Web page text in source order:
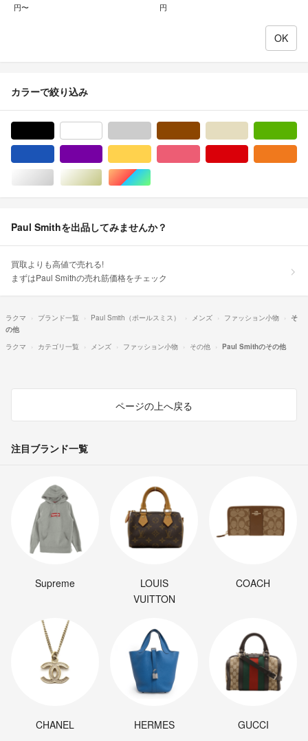
円〜 円
カラーで絞り込み
シルバー/銀色系ゴールド/金色系マルチカラー
Paul Smithを出品してみませんか？
買取よりも高値で売れる!
まずはPaul Smithの売れ筋価格をチェック
ラクマ ブランド一覧 Paul Smith（ポールスミス） メンズ ファッション小物
そ
の他
ラクマ
カテゴリ一覧 メンズ ファッション小物 その他 Paul Smithのその他
ページの上へ戻る
注目ブランド一覧
Supreme
LOUIS
VUITTON
COACH
CHANEL HERMES GUCCI